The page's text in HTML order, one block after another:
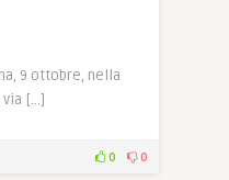
9 ottobre, nella
via […]
0 0